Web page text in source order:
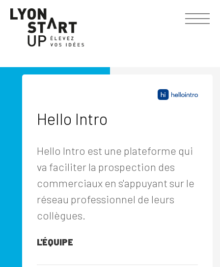
Hello Intro
Hello Intro est une plateforme qui
va faciliter la prospection des
commerciaux en s'appuyant sur le
réseau professionnel de leurs
collègues.
L'ÉQUIPE